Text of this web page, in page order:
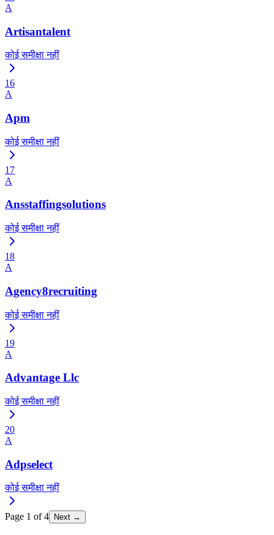
A
Artisantalent
कोई समीक्षा नहीं
16
A
Apm
कोई समीक्षा नहीं
17
A
Ansstaffingsolutions
कोई समीक्षा नहीं
18
A
Agency8recruiting
कोई समीक्षा नहीं
19
A
Advantage Llc
कोई समीक्षा नहीं
20
A
Adpselect
कोई समीक्षा नहीं
Page 1 of4 Next →